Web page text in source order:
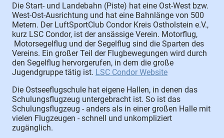
Die Start- und Landebahn (Piste) hat eine Ost-West bzw.
West-Ost-Ausrichtung und hat eine Bahnlänge von 500
Metern. Der LuftSportClub Condor Kreis Ostholstein e.V.,
kurz LSC Condor, ist der ansässige Verein. Motorflug,
Motorsegelflug und der Segelflug sind die Sparten des
Vereins. Ein großer Teil der Flugbewegungen wird durch
den Segelflug hervorgerufen, in dem die große
Jugendgruppe tätig ist. LSC Condor Website
Die Ostseeflugschule hat eigene Hallen, in denen das
Schulungsflugzeug untergebracht ist. So ist das
Schulungsflugzeug - anders als in einer großen Halle mit
vielen Flugzeugen - schnell und unkompliziert
zugänglich.